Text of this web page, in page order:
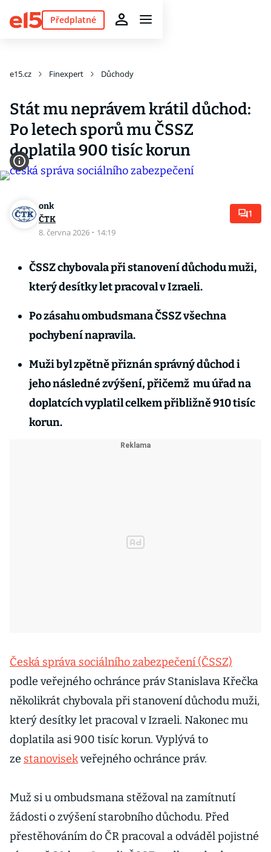
Předplatné
e15.cz Finexpert Důchody
Stát mu neprávem krátil důchod:
Po letech sporů mu ČSSZ
doplatila 900 tisíc korun
onk
ČTK
8. června 2026 · 14:19
1
ČSSZ chybovala při stanovení důchodu muži,
který desítky let pracoval v Izraeli.
Po zásahu ombudsmana ČSSZ všechna
pochybení napravila.
Muži byl zpětně přiznán správný důchod i
jeho následné zvýšení, přičemž mu úřad na
doplatcích vyplatil celkem přibližně 910 tisíc
korun.
Česká správa sociálního zabezpečení (ČSSZ)
podle veřejného ochránce práv Stanislava Křečka
několikrát chybovala při stanovení důchodu muži,
který desítky let pracoval v Izraeli. Nakonec mu
doplatila asi 900 tisíc korun. Vyplývá to
ze stanovisekveřejného ochránce práv.
Muž si u ombudsmana stěžoval na zamítnutí
žádosti o zvýšení starobního důchodu. Před
přestěhováním do ČR pracoval a odváděl pojistné